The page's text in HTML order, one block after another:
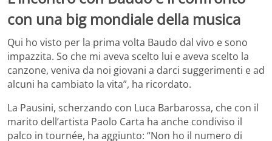
con una big mondiale della musica
Qui ho visto per la prima volta Baudo dal vivo e sono
impazzita. So che mi aveva scelto lui e aveva scelto la
canzone, veniva da noi giovani a darci suggerimenti e ad
alcuni ha cambiato la vita”, ha ricordato.
La Pausini, scherzando con Luca Barbarossa, che con il
marito dell’artista Paolo Carta ha anche condiviso il
palco in tournée, ha aggiunto: “Non ho il numero di